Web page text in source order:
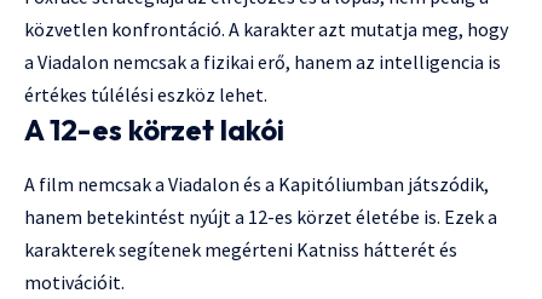
közvetlen konfrontáció. A karakter azt mutatja meg, hogy
a Viadalon nemcsak a fizikai erő, hanem az intelligencia is
értékes túlélési eszköz lehet.
A 12-es körzet lakói
A film nemcsak a Viadalon és a Kapitóliumban játszódik,
hanem betekintést nyújt a 12-es körzet életébe is. Ezek a
karakterek segítenek megérteni Katniss hátterét és
motivációit.